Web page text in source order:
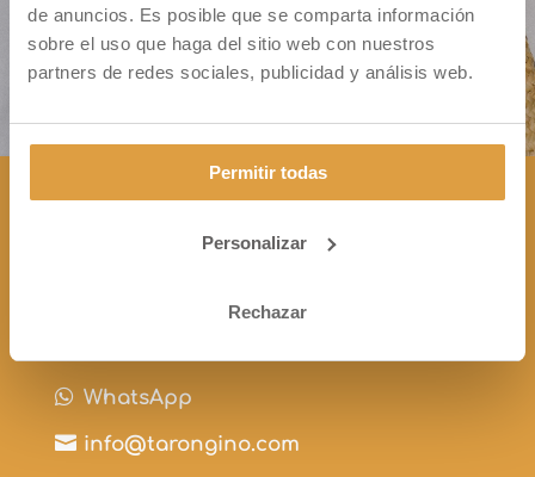
de anuncios. Es posible que se comparta información
sobre el uso que haga del sitio web con nuestros
partners de redes sociales, publicidad y análisis web.
Permitir todas
Personalizar
Rechazar
CONTÁCTANOS
+34 963 172 344
 WhatsApp
 info@tarongino.com